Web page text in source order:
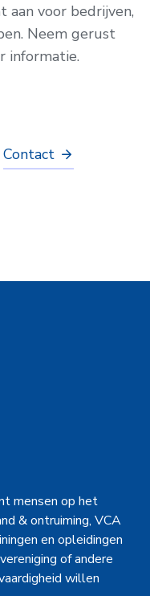
aan voor bedrijven,
Neem gerust
informatie.
Contact
mensen op het
& ontruiming, VCA
en opleidingen
of andere
willen